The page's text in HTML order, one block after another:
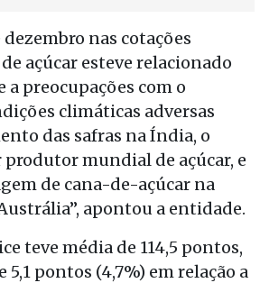
nas cotações
açúcar esteve relacionado
preocupações com o
climáticas adversas
das safras na Índia, o
mundial de açúcar, e
de cana-de-açúcar na
apontou a entidade.
teve média de 114,5 pontos,
pontos (4,7%) em relação a